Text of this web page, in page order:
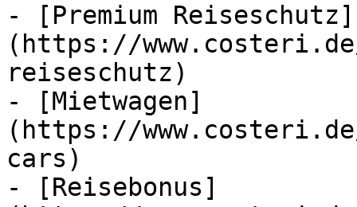
- [Premium Reiseschutz]
(https://
reiseschutz)
- [Mietwagen]
(https://
cars)
- [Reisebonus]